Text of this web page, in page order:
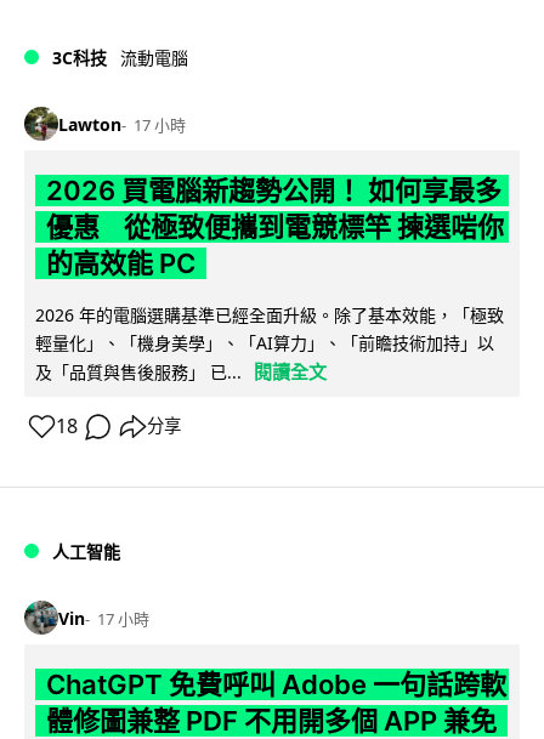
3C科技 流動電腦
Lawton 17 小時
2026 買電腦新趨勢公開！ 如何享最多
優惠 從極致便攜到電競標竿 揀選啱你
的高效能 PC
2026 年的電腦選購基準已經全面升級。除了基本效能，「極致
輕量化」、「機身美學」、「AI算力」、「前瞻技術加持」以
及「品質與售後服務」 已...
閱讀全文
18 分享
人工智能
Vin 17 小時
ChatGPT 免費呼叫 Adobe 一句話跨軟
體修圖兼整 PDF 不用開多個 APP 兼免